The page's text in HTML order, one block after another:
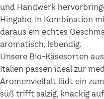
und Handwerk
Hingabe. In Kombination
daraus ein echtes
aromatisch, lebendig.
Unsere Bio-Käsesorten
Italien passen ideal zur
Aromenvielfalt lädt ein
süß trifft salzig, knackig